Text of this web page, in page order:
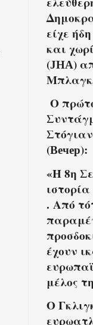
είχε
και
(ЈНА)
Ο
(Вечер):
«Η 8η
. Από
έχουν
μέλος
Ο